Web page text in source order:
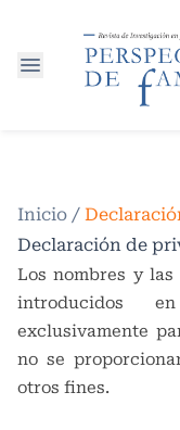
Inicio /
Declaración de
Los nombres y
introducidos
exclusivamente
no se
otros fines.